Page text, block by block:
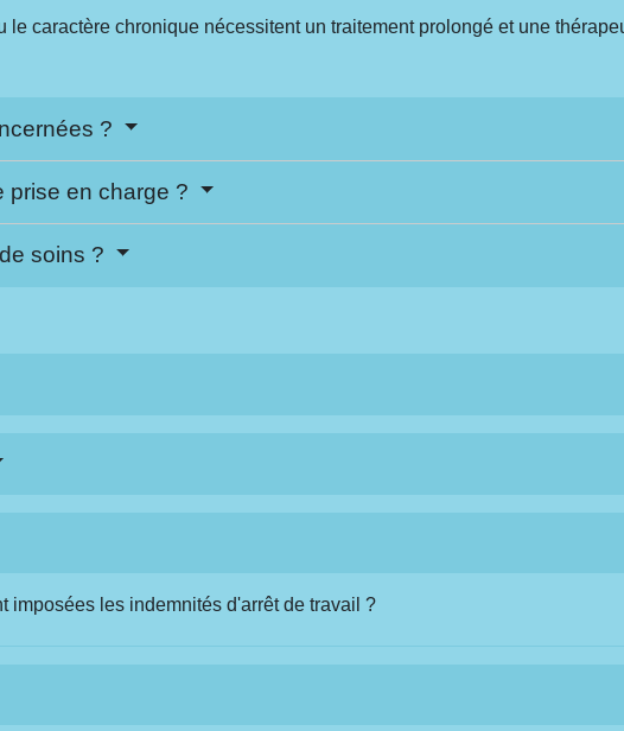
le caractère chronique nécessitent un traitement prolongé et une
?
prise en charge ?
soins ?
imposées les indemnités d'arrêt de travail ?